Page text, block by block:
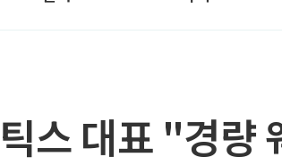
스 대표 "경량